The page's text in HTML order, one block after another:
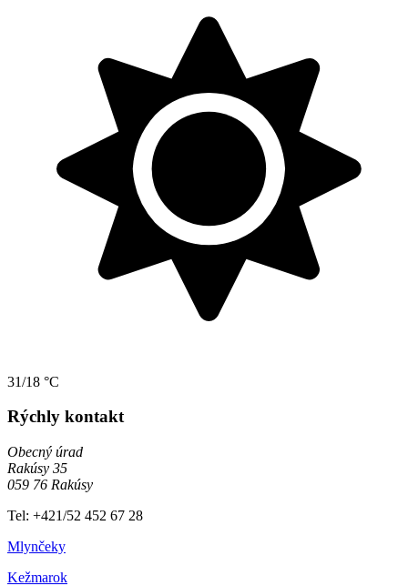
31/18 °C
Rýchly kontakt
Obecný úrad
Rakúsy 35
059 76 Rakúsy
Tel: +421/52 452 67 28
Mlynčeky
Kežmarok